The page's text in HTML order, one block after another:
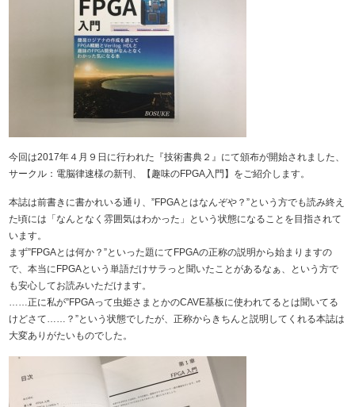
今回は2017年４月９日に行われた『技術書典２』にて頒布が開始されました、
サークル：電脳律速様の新刊、【趣味のFPGA入門】をご紹介します。
本誌は前書きに書かれいる通り、”FPGAとはなんぞや？”という方でも読み終え
た頃には「なんとなく雰囲気はわかった」という状態になることを目指されて
います。
まず”FPGAとは何か？”といった題にてFPGAの正称の説明から始まりますの
で、本当にFPGAという単語だけサラっと聞いたことがあるなぁ、という方で
も安心してお読みいただけます。
……正に私が”FPGAって虫姫さまとかのCAVE基板に使われてるとは聞いてる
けどさて……？”という状態でしたが、正称からきちんと説明してくれる本誌は
大変ありがたいものでした。